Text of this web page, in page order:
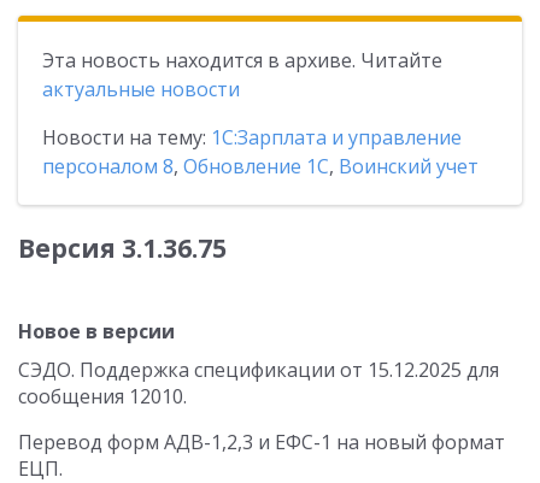
Эта новость находится в архиве. Читайте
актуальные новости
Новости на тему: 1С:Зарплата и управление
персоналом 8, Обновление 1С, Воинский учет
Версия 3.1.36.75
Новое в версии
СЭДО. Поддержка спецификации от 15.12.2025 для
сообщения 12010.
Перевод форм АДВ-1,2,3 и ЕФС-1 на новый формат
ЕЦП.